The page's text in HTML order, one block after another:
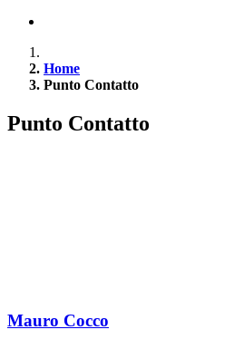
Home
Punto Contatto
Punto Contatto
Mauro Cocco